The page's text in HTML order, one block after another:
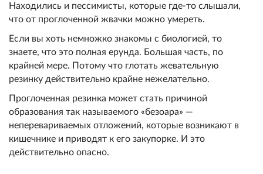
Находились и пессимисты, которые где-то слышали,
что от проглоченной жвачки можно умереть.
Если вы хоть немножко знакомы с биологией, то
знаете, что это полная ерунда. Большая часть, по
крайней мере. Потому что глотать жевательную
резинку действительно крайне нежелательно.
Проглоченная резинка может стать причиной
образования так называемого «безоара» —
неперевариваемых отложений, которые возникают в
кишечнике и приводят к его закупорке. И это
действительно опасно.